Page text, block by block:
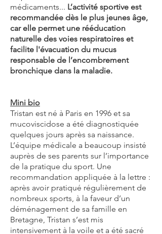
médicaments... L’activité sportive est
recommandée dès le plus jeunes âge,
car elle permet une rééducation
naturelle des voies respiratoires et
facilite l'évacuation du mucus
responsable de l’encombrement
bronchique dans la maladie.
Mini bio
Tristan est né à Paris en 1996 et sa
mucoviscidose a été diagnostiquée
quelques jours après sa naissance.
L’équipe médicale a beaucoup insisté
auprès de ses parents sur l’importance
de la pratique du sport. Une
recommandation appliquée à la lettre :
après avoir pratiqué régulièrement de
nombreux sports, à la faveur d’un
déménagement de sa famille en
Bretagne, Tristan s’est mis
intensivement à la voile et a été sacré